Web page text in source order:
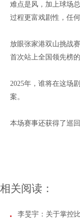
难点是风，加上球场
过程更富戏剧性，任
放眼张家港双山挑战
首次站上全国领先榜
2025年，谁将在这场
案。
本场赛事还获得了巡
相关阅读：
李旻宇：关于掌控